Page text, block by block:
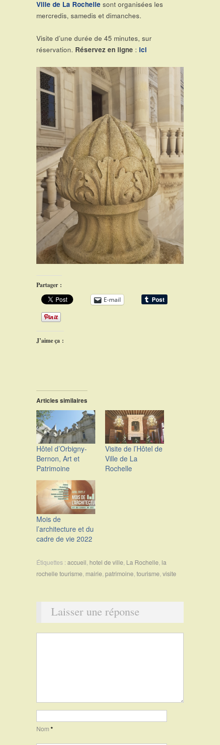
Ville de La Rochelle sont organisées les
mercredis, samedis et dimanches.
Visite d’une durée de 45 minutes, sur
réservation. Réservez en ligne : ici
Partager :
E-mail
J’aime ça :
Articles similaires
Hôtel d’Orbigny-
Bernon, Art et
Patrimoine
Visite de l’Hôtel de
Ville de La
Rochelle
Mois de
l’architecture et du
cadre de vie 2022
Étiquettes :accueil hotel de ville La Rochelle la
rochelle tourisme mairie patrimoine tourisme visite
Laisser une réponse
Nom*